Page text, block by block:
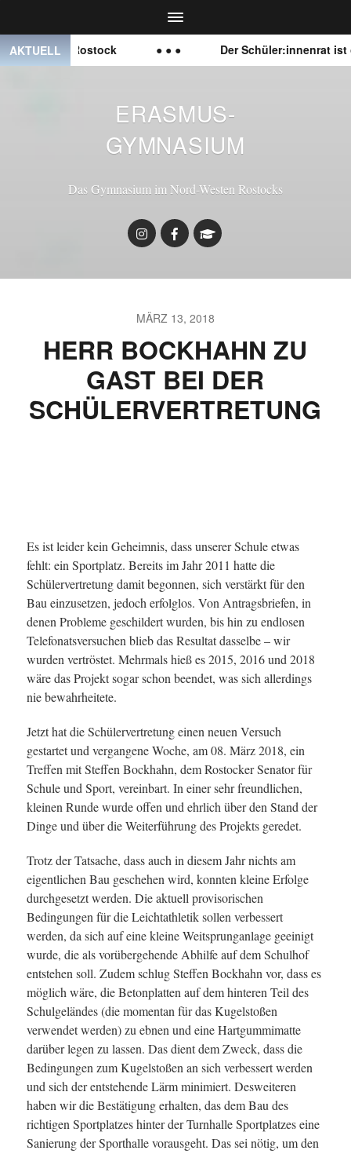
AKTUELLRostock Der Schüler:innenrat ist
ERASMUS-
GYMNASIUM
Das Gymnasium im Nord-Westen Rostocks
MÄRZ 13, 2018
HERR BOCKHAHN ZU
GAST BEI DER
SCHÜLERVERTRETUNG
Es ist leider kein Geheimnis, dass unserer Schule etwas
fehlt: ein Sportplatz. Bereits im Jahr 2011 hatte die
Schülervertretung damit begonnen, sich verstärkt für den
Bau einzusetzen, jedoch erfolglos. Von Antragsbriefen, in
denen Probleme geschildert wurden, bis hin zu endlosen
Telefonatsversuchen blieb das Resultat dasselbe – wir
wurden vertröstet. Mehrmals hieß es 2015, 2016 und 2018
wäre das Projekt sogar schon beendet, was sich allerdings
nie bewahrheitete.
Jetzt hat die Schülervertretung einen neuen Versuch
gestartet und vergangene Woche, am 08. März 2018, ein
Treffen mit Steffen Bockhahn, dem Rostocker Senator für
Schule und Sport, vereinbart. In einer sehr freundlichen,
kleinen Runde wurde offen und ehrlich über den Stand der
Dinge und über die Weiterführung des Projekts geredet.
Trotz der Tatsache, dass auch in diesem Jahr nichts am
eigentlichen Bau geschehen wird, konnten kleine Erfolge
durchgesetzt werden. Die aktuell provisorischen
Bedingungen für die Leichtathletik sollen verbessert
werden, da sich auf eine kleine Weitsprunganlage geeinigt
wurde, die als vorübergehende Abhilfe auf dem Schulhof
entstehen soll. Zudem schlug Steffen Bockhahn vor, dass es
möglich wäre, die Betonplatten auf dem hinteren Teil des
Schulgeländes (die momentan für das Kugelstoßen
verwendet werden) zu ebnen und eine Hartgummimatte
darüber legen zu lassen. Das dient dem Zweck, dass die
Bedingungen zum Kugelstoßen an sich verbessert werden
und sich der entstehende Lärm minimiert. Desweiteren
haben wir die Bestätigung erhalten, das dem Bau des
richtigen Sportplatzes hinter der Turnhalle Sportplatzes eine
Sanierung der Sporthalle vorausgeht. Das sei nötig, um den